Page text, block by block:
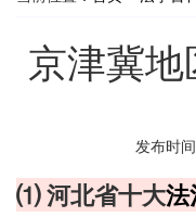
京津冀
发布时
⑴ 河北省十大法